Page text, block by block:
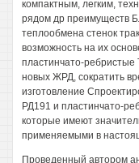
компактным, легким,
рядом др преимуществ
теплообмена стенок
возможность на их
пластинчато-
новых ЖРД, сократить
изготовление
РД191 и пластинчато-
которые имеют
применяемыми в
Проведенный автором